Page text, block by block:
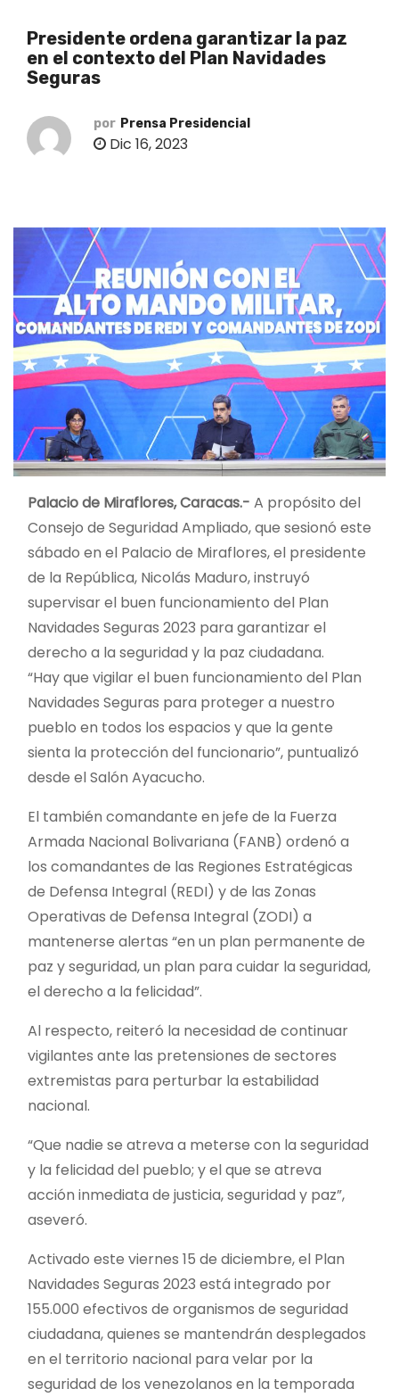
Presidente ordena garantizar la paz
en el contexto del Plan Navidades
Seguras
por Prensa Presidencial
Dic 16, 2023
Palacio de Miraflores, Caracas.- A propósito del
Consejo de Seguridad Ampliado, que sesionó este
sábado en el Palacio de Miraflores, el presidente
de la República, Nicolás Maduro, instruyó
supervisar el buen funcionamiento del Plan
Navidades Seguras 2023 para garantizar el
derecho a la seguridad y la paz ciudadana.
“Hay que vigilar el buen funcionamiento del Plan
Navidades Seguras para proteger a nuestro
pueblo en todos los espacios y que la gente
sienta la protección del funcionario”, puntualizó
desde el Salón Ayacucho.
El también comandante en jefe de la Fuerza
Armada Nacional Bolivariana (FANB) ordenó a
los comandantes de las Regiones Estratégicas
de Defensa Integral (REDI) y de las Zonas
Operativas de Defensa Integral (ZODI) a
mantenerse alertas “en un plan permanente de
paz y seguridad, un plan para cuidar la seguridad,
el derecho a la felicidad”.
Al respecto, reiteró la necesidad de continuar
vigilantes ante las pretensiones de sectores
extremistas para perturbar la estabilidad
nacional.
“Que nadie se atreva a meterse con la seguridad
y la felicidad del pueblo; y el que se atreva
acción inmediata de justicia, seguridad y paz”,
aseveró.
Activado este viernes 15 de diciembre, el Plan
Navidades Seguras 2023 está integrado por
155.000 efectivos de organismos de seguridad
ciudadana, quienes se mantendrán desplegados
en el territorio nacional para velar por la
seguridad de los venezolanos en la temporada